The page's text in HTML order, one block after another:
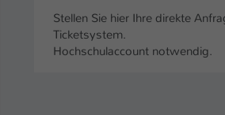
Stellen Sie hier Ihre direkte
Ticketsystem.
Hochschulaccount notwendig.